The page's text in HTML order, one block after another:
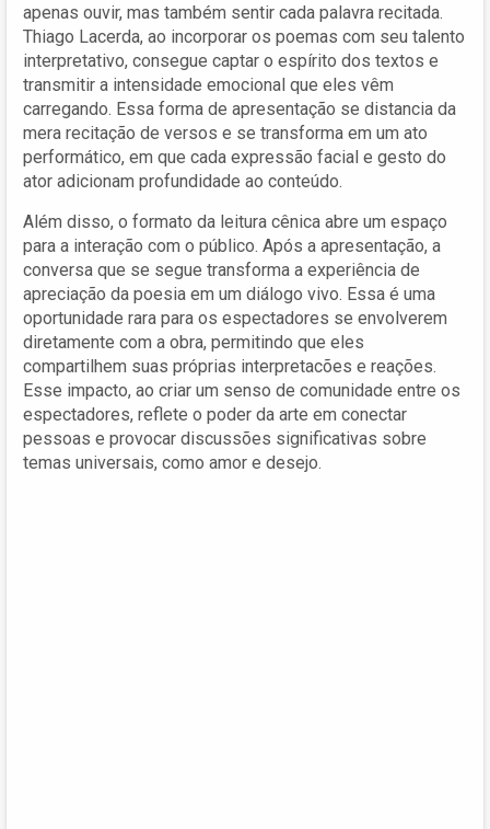
apenas ouvir, mas também sentir cada palavra recitada.
Thiago Lacerda, ao incorporar os poemas com seu talento
interpretativo, consegue captar o espírito dos textos e
transmitir a intensidade emocional que eles vêm
carregando. Essa forma de apresentação se distancia da
mera recitação de versos e se transforma em um ato
performático, em que cada expressão facial e gesto do
ator adicionam profundidade ao conteúdo.
Além disso, o formato da leitura cênica abre um espaço
para a interação com o público. Após a apresentação, a
conversa que se segue transforma a experiência de
apreciação da poesia em um diálogo vivo. Essa é uma
oportunidade rara para os espectadores se envolverem
diretamente com a obra, permitindo que eles
compartilhem suas próprias interpretacões e reações.
Esse impacto, ao criar um senso de comunidade entre os
espectadores, reflete o poder da arte em conectar
pessoas e provocar discussões significativas sobre
temas universais, como amor e desejo.